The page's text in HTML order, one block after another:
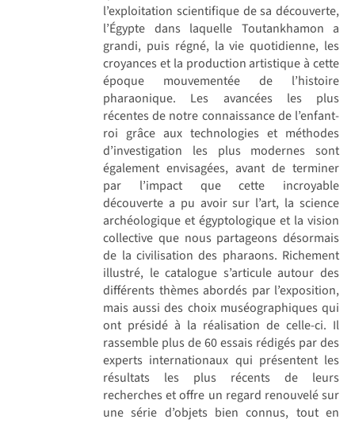
l’exploitation scientifique de sa découverte,
l’Égypte dans laquelle Toutankhamon a
grandi, puis régné, la vie quotidienne, les
croyances et la production artistique à cette
époque mouvementée de l’histoire
pharaonique. Les avancées les plus
récentes de notre connaissance de l’enfant-
roi grâce aux technologies et méthodes
d’investigation les plus modernes sont
également envisagées, avant de terminer
par l’impact que cette incroyable
découverte a pu avoir sur l’art, la science
archéologique et égyptologique et la vision
collective que nous partageons désormais
de la civilisation des pharaons. Richement
illustré, le catalogue s’articule autour des
différents thèmes abordés par l’exposition,
mais aussi des choix muséographiques qui
ont présidé à la réalisation de celle-ci. Il
rassemble plus de 60 essais rédigés par des
experts internationaux qui présentent les
résultats les plus récents de leurs
recherches et offre un regard renouvelé sur
une série d’objets bien connus, tout en